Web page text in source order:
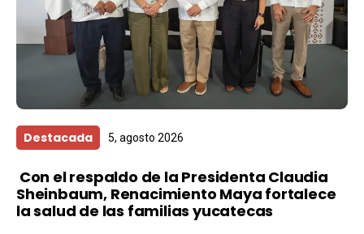
Destacada 5, agosto 2026
Con el respaldo de la Presidenta Claudia
Sheinbaum, Renacimiento Maya fortalece
la salud de las familias yucatecas